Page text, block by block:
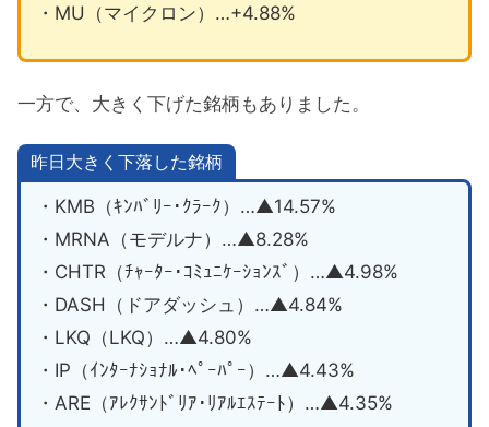
・MU（マイクロン）…+4.88%
一方で、大きく下げた銘柄もありました。
昨日大きく下落した銘柄
・KMB（ｷﾝﾊﾞﾘｰ･ｸﾗｰｸ）…▲14.57%
・MRNA（モデルナ）…▲8.28%
・CHTR（ﾁｬｰﾀｰ･ｺﾐｭﾆｹｰｼｮﾝｽﾞ）…▲4.98%
・DASH（ドアダッシュ）…▲4.84%
・LKQ（LKQ）…▲4.80%
・IP（ｲﾝﾀｰﾅｼｮﾅﾙ･ﾍﾟｰﾊﾟｰ）…▲4.43%
・ARE（ｱﾚｸｻﾝﾄﾞﾘｱ･ﾘｱﾙｴｽﾃｰﾄ）…▲4.35%